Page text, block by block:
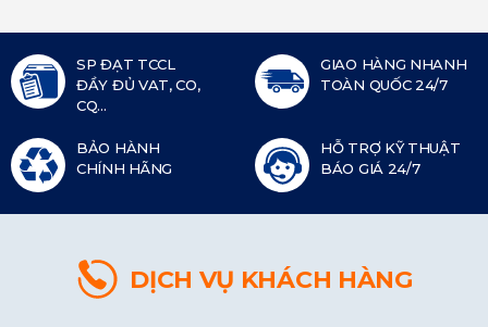
SP ĐẠT TCCL
ĐẦY ĐỦ VAT, CO,
CQ...
GIAO HÀNG NHANH
TOÀN QUỐC 24/7
BẢO HÀNH
CHÍNH HÃNG
HỖ TRỢ KỸ THUẬT
BÁO GIÁ 24/7
DỊCH VỤ KHÁCH HÀNG